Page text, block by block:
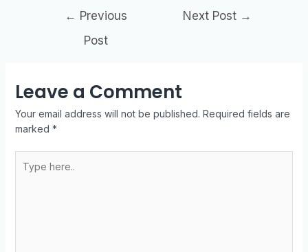
← Previous
Post
Next Post →
Leave a Comment
Your email address will not be published. Required fields are
marked *